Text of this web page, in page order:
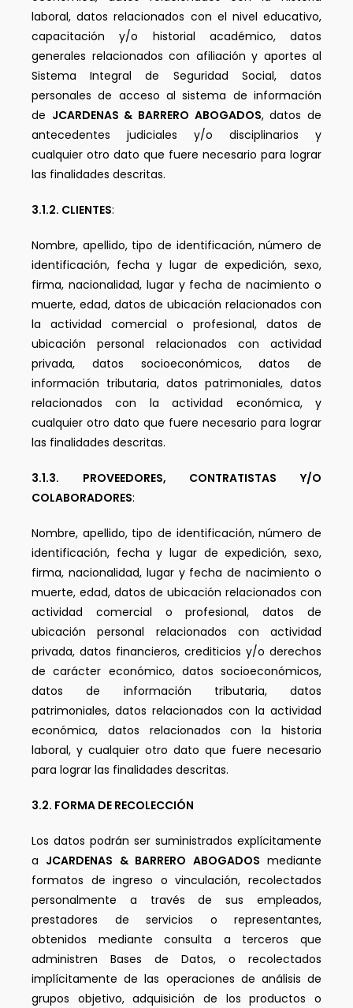
laboral, datos relacionados con el nivel educativo,
capacitación y/o historial académico, datos
generales relacionados con afiliación y aportes al
Sistema Integral de Seguridad Social, datos
personales de acceso al sistema de información
de JCARDENAS & BARRERO ABOGADOS, datos de
antecedentes judiciales y/o disciplinarios y
cualquier otro dato que fuere necesario para lograr
las finalidades descritas.
3.1.2. CLIENTES:
Nombre, apellido, tipo de identificación, número de
identificación, fecha y lugar de expedición, sexo,
firma, nacionalidad, lugar y fecha de nacimiento o
muerte, edad, datos de ubicación relacionados con
la actividad comercial o profesional, datos de
ubicación personal relacionados con actividad
privada, datos socioeconómicos, datos de
información tributaria, datos patrimoniales, datos
relacionados con la actividad económica, y
cualquier otro dato que fuere necesario para lograr
las finalidades descritas.
3.1.3. PROVEEDORES, CONTRATISTAS Y/O
COLABORADORES:
Nombre, apellido, tipo de identificación, número de
identificación, fecha y lugar de expedición, sexo,
firma, nacionalidad, lugar y fecha de nacimiento o
muerte, edad, datos de ubicación relacionados con
actividad comercial o profesional, datos de
ubicación personal relacionados con actividad
privada, datos financieros, crediticios y/o derechos
de carácter económico, datos socioeconómicos,
datos de información tributaria, datos
patrimoniales, datos relacionados con la actividad
económica, datos relacionados con la historia
laboral, y cualquier otro dato que fuere necesario
para lograr las finalidades descritas.
3.2. FORMA DE RECOLECCIÓN
Los datos podrán ser suministrados explícitamente
a JCARDENAS & BARRERO ABOGADOS mediante
formatos de ingreso o vinculación, recolectados
personalmente a través de sus empleados,
prestadores de servicios o representantes,
obtenidos mediante consulta a terceros que
administren Bases de Datos, o recolectados
implícitamente de las operaciones de análisis de
grupos objetivo, adquisición de los productos o